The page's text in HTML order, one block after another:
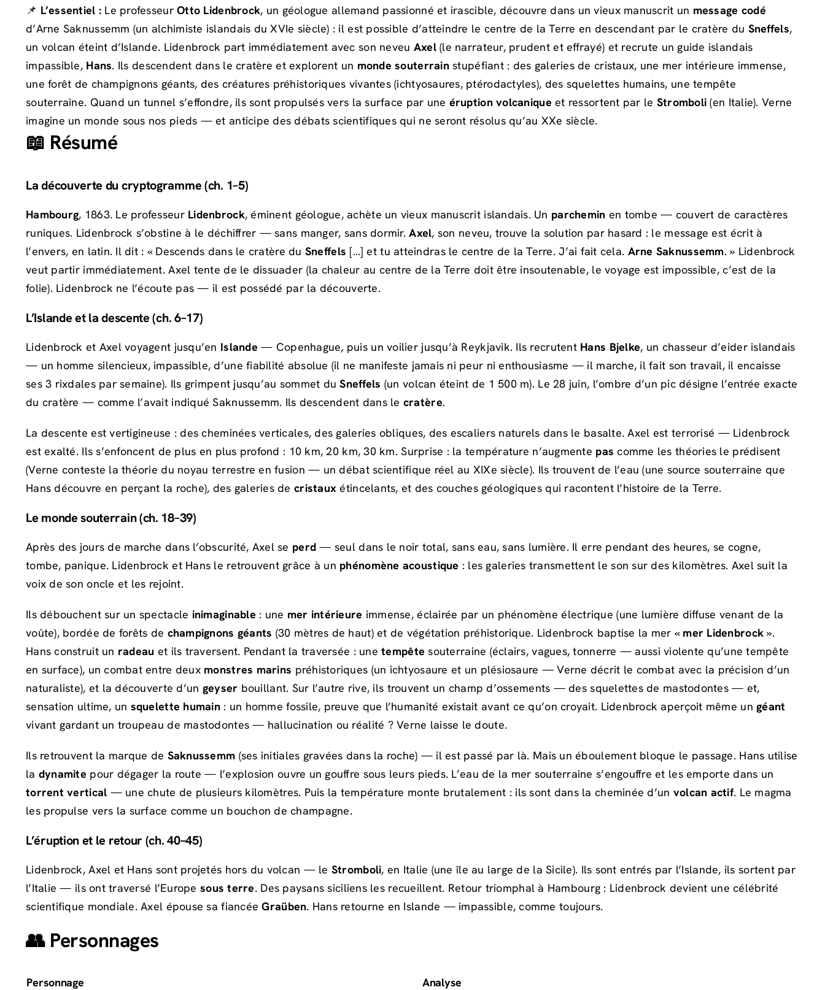
📌 L’essentiel : Le professeurOtto Lidenbrock, un géologue allemand passionné et irascible, découvre dans un vieux manuscrit un message codé
d’Arne Saknussemm (un alchimiste islandais du XVIe siècle) : il est possible d’atteindre le centre de la Terre en descendant par le cratère du Sneffels,
un volcan éteint d’Islande. Lidenbrock part immédiatement avec son neveu Axel(le narrateur, prudent et effrayé) et recrute un guide islandais
impassible, Hans. Ils descendent dans le cratère et explorent un monde souterrainstupéfiant : des galeries de cristaux, une mer intérieure immense,
une forêt de champignons géants, des créatures préhistoriques vivantes (ichtyosaures, ptérodactyles), des squelettes humains, une tempête
souterraine. Quand un tunnel s’effondre, ils sont propulsés vers la surface par une éruption volcanique et ressortent par le Stromboli (en Italie). Verne
imagine un monde sous nos pieds — et anticipe des débats scientifiques qui ne seront résolus qu’au XXe siècle.
📖 Résumé
La découverte du cryptogramme (ch. 1–5)
Hambourg, 1863. Le professeur Lidenbrock, éminent géologue, achète un vieux manuscrit islandais. Un parchemin en tombe — couvert de caractères
runiques. Lidenbrock s’obstine à le déchiffrer — sans manger, sans dormir.Axel, son neveu, trouve la solution par hasard : le message est écrit à
l’envers, en latin. Il dit : « Descends dans le cratère du Sneffels […] et tu atteindras le centre de la Terre. J’ai fait cela. Arne Saknussemm. » Lidenbrock
veut partir immédiatement. Axel tente de le dissuader (la chaleur au centre de la Terre doit être insoutenable, le voyage est impossible, c’est de la
folie). Lidenbrock ne l’écoute pas — il est possédé par la découverte.
L’Islande et la descente (ch. 6–17)
Lidenbrock et Axel voyagent jusqu’en Islande — Copenhague, puis un voilier jusqu’à Reykjavik. Ils recrutent Hans Bjelke, un chasseur d’eider islandais
— un homme silencieux, impassible, d’une fiabilité absolue (il ne manifeste jamais ni peur ni enthousiasme — il marche, il fait son travail, il encaisse
ses 3 rixdales par semaine). Ils grimpent jusqu’au sommet duSneffels (un volcan éteint de 1 500 m). Le 28 juin, l’ombre d’un pic désigne l’entrée exacte
du cratère — comme l’avait indiqué Saknussemm. Ils descendent dans le cratère.
La descente est vertigineuse : des cheminées verticales, des galeries obliques, des escaliers naturels dans le basalte. Axel est terrorisé — Lidenbrock
est exalté. Ils s’enfoncent de plus en plus profond : 10 km, 20 km, 30 km. Surprise : la température n’augmente pas comme les théories le prédisent
(Verne conteste la théorie du noyau terrestre en fusion — un débat scientifique réel au XIXe siècle). Ils trouvent de l’eau (une source souterraine que
Hans découvre en perçant la roche), des galeries decristaux étincelants, et des couches géologiques qui racontent l’histoire de la Terre.
Le monde souterrain (ch. 18–39)
Après des jours de marche dans l’obscurité, Axel se perd — seul dans le noir total, sans eau, sans lumière. Il erre pendant des heures, se cogne,
tombe, panique. Lidenbrock et Hans le retrouvent grâce à un phénomène acoustique : les galeries transmettent le son sur des kilomètres. Axel suit la
voix de son oncle et les rejoint.
Ils débouchent sur un spectacle inimaginable : une mer intérieure immense, éclairée par un phénomène électrique (une lumière diffuse venant de la
voûte), bordée de forêts de champignons géants (30 mètres de haut) et de végétation préhistorique. Lidenbrock baptise la mer « mer Lidenbrock ».
Hans construit un radeau et ils traversent. Pendant la traversée : unetempête souterraine (éclairs, vagues, tonnerre — aussi violente qu’une tempête
en surface), un combat entre deux monstres marins préhistoriques (un ichtyosaure et un plésiosaure — Verne décrit le combat avec la précision d’un
naturaliste), et la découverte d’un geyser bouillant. Sur l’autre rive, ils trouvent un champ d’ossements — des squelettes de mastodontes — et,
sensation ultime, un squelette humain : un homme fossile, preuve que l’humanité existait avant ce qu’on croyait. Lidenbrock aperçoit même ungéant
vivant gardant un troupeau de mastodontes — hallucination ou réalité ? Verne laisse le doute.
Ils retrouvent la marque de Saknussemm (ses initiales gravées dans la roche) — il est passé par là. Mais un éboulement bloque le passage. Hans utilise
la dynamite pour dégager la route — l’explosion ouvre un gouffre sous leurs pieds. L’eau de la mer souterraine s’engouffre et les emporte dans un
torrent vertical — une chute de plusieurs kilomètres. Puis la température monte brutalement : ils sont dans la cheminée d’un volcan actif. Le magma
les propulse vers la surface comme un bouchon de champagne.
L’éruption et le retour (ch. 40–45)
Lidenbrock, Axel et Hans sont projetés hors du volcan — le Stromboli, en Italie (une île au large de la Sicile). Ils sont entrés par l’Islande, ils sortent par
l’Italie — ils ont traversé l’Europe sous terre. Des paysans siciliens les recueillent. Retour triomphal à Hambourg : Lidenbrock devient une célébrité
scientifique mondiale. Axel épouse sa fiancéeGraüben. Hans retourne en Islande — impassible, comme toujours.
👥 Personnages
Personnage Analyse